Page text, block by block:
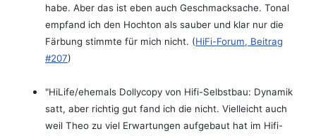
habe. Aber das ist eben auch Geschmacksache. Tonal
empfand ich den Hochton als sauber und klar nur die
Färbung stimmte für mich nicht. (HiFi-Forum, Beitrag
#207)
"HiLife/ehemals Dollycopy von Hifi-Selbstbau: Dynamik
satt, aber richtig gut fand ich die nicht. Vielleicht auch
weil Theo zu viel Erwartungen aufgebaut hat im Hifi-